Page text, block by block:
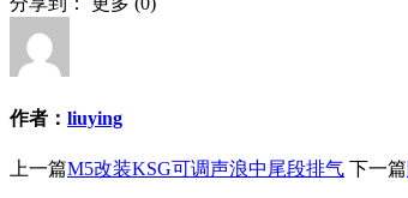
作者： liuying
上一篇M5改装KSG可调声浪中尾段排气 下一篇